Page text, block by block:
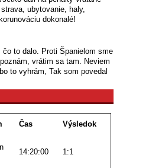
ubytovanie, haly,
dokonalé!
to dalo. Proti Španielom sme
vrátim sa tam. Neviem
to vyhrám, Tak som povedal
Čas Výsledok
14:20:00 1:1